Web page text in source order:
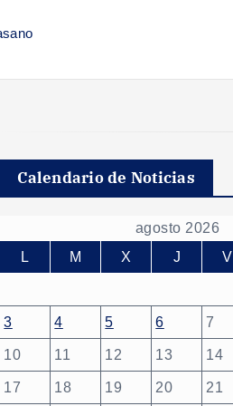
Calendario de Noticias
agosto 2026
L
M X J V
3 4 5 6 7
10 11 12 13 14
17 18 19 20 21